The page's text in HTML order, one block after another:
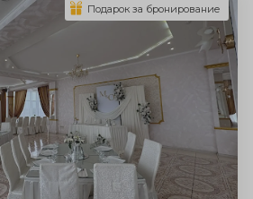
Подарок за бронирование